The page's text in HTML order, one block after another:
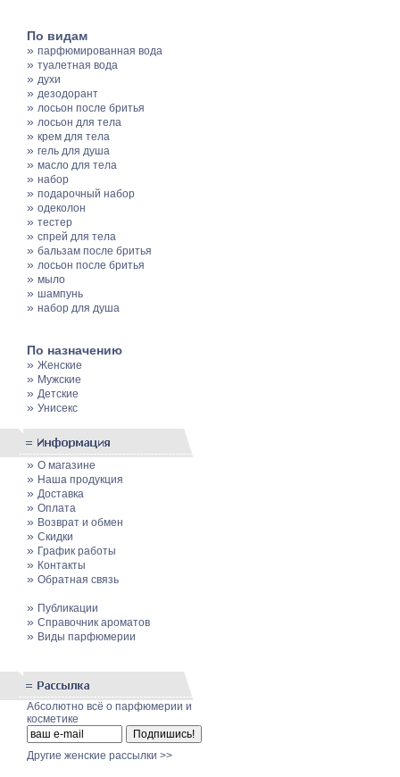
По видам
» парфюмированная вода
» туалетная вода
» духи
» дезодорант
» лосьон после бритья
» лосьон для тела
» крем для тела
» гель для душа
» масло для тела
» набор
» подарочный набор
» одеколон
» тестер
» спрей для тела
» бальзам после бритья
» лосьон после бритья
» мыло
» шампунь
» набор для душа
По назначению
» Женские
» Мужские
» Детские
» Унисекс
» О магазине
» Наша продукция
» Доставка
» Оплата
» Возврат и обмен
» Скидки
» График работы
» Контакты
» Обратная связь
» Публикации
» Cправочник ароматов
» Виды парфюмерии
Абсолютно всё о парфюмерии и
косметике
Другие женские рассылки >>